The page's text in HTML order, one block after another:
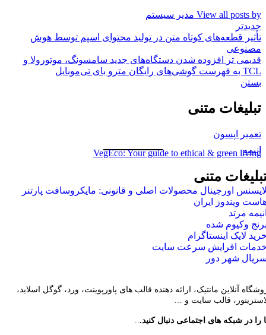
View all posts by مدیر سیستم
جدیدتر
تأثیر قطعه‌های کوتاه متن در تولید محتوای اسپم توسط هوش
مصنوعی
قدیمی تر
افزوده شدن دستگاه‌های جدید سامسونگ، موتورولا و
TCL به فهرست گوشی‌های رایگان مترو بای تی‌موبایل
بستن
تبلیغات متنی
تعمیر اپسون
VegEco: Your guide to ethical & green living
انیمه
متنی
اورجینال محصولات اصلی و قانونی: مایکروسافت پارتنر
ویندوز ایران
مرتد
وکیوم شده
لایک اینستاگرام
افرایش سرعت سایت
شهر دور
آنلاین مانتیک، ارائه دهنده قالب های پاورپوینت، ورد، گوگل اسلاید،
قالب سایت و …
را در شبکه های اجتماعی دنبال کنید...